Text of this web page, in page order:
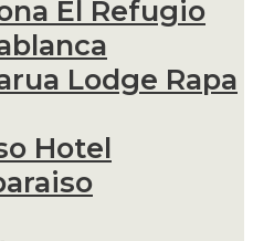
El Refugio
Lodge Rapa
Hotel